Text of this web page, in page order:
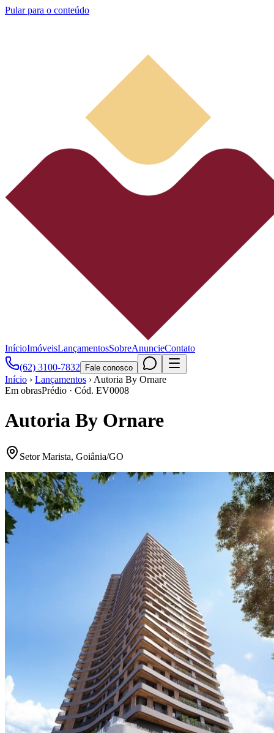
Pular para o conteúdo
InícioImóveisLançamentosSobreAnuncieContato
(62) 3100-7832
Fale conosco
Início › Lançamentos › Autoria By Ornare
Em obrasPrédio · Cód. EV0008
Autoria By Ornare
Setor Marista, Goiânia/GO